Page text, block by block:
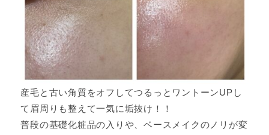
産毛と古い角質をオフしてつるっとワントーンUPし
て眉周りも整えて一気に垢抜け！！
普段の基礎化粧品の入りや、ベースメイクのノリが変